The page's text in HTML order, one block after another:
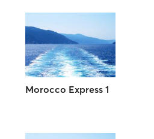
Morocco Express 1